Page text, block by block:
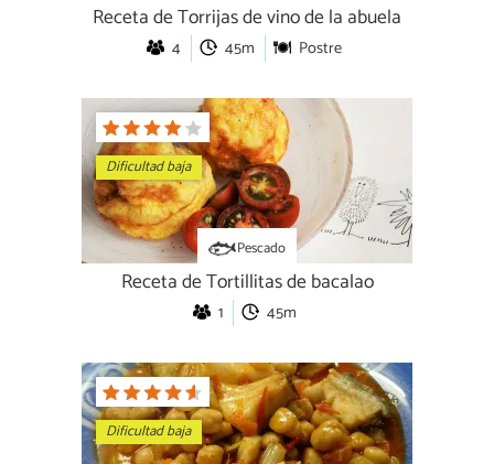
Receta de Torrijas de vino de la abuela
4 45m Postre
Dificultad baja
Pescado
Receta de Tortillitas de bacalao
1 45m
Dificultad baja